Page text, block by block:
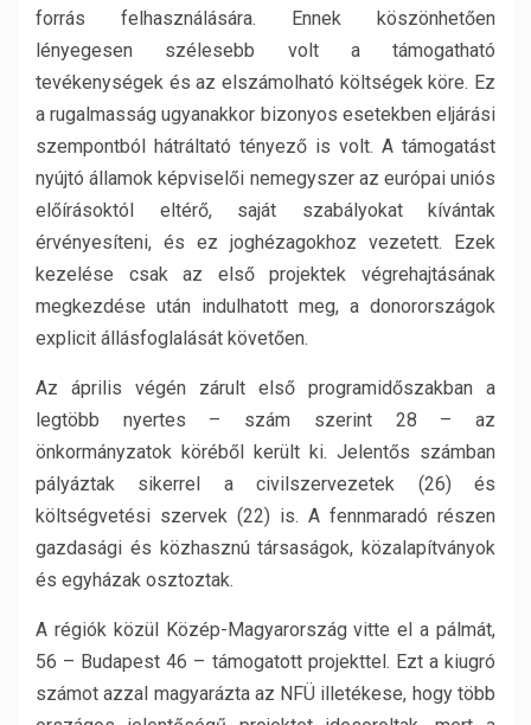
forrás felhasználására. Ennek köszönhetően
lényegesen szélesebb volt a támogatható
tevékenységek és az elszámolható költségek köre. Ez
a rugalmasság ugyanakkor bizonyos esetekben eljárási
szempontból hátráltató tényező is volt. A támogatást
nyújtó államok képviselői nemegyszer az európai uniós
előírásoktól eltérő, saját szabályokat kívántak
érvényesíteni, és ez joghézagokhoz vezetett. Ezek
kezelése csak az első projektek végrehajtásának
megkezdése után indulhatott meg, a donorországok
explicit állásfoglalását követően.
Az április végén zárult első programidőszakban a
legtöbb nyertes – szám szerint 28 – az
önkormányzatok köréből került ki. Jelentős számban
pályáztak sikerrel a civilszervezetek (26) és
költségvetési szervek (22) is. A fennmaradó részen
gazdasági és közhasznú társaságok, közalapítványok
és egyházak osztoztak.
A régiók közül Közép-Magyarország vitte el a pálmát,
56 – Budapest 46 – támogatott projekttel. Ezt a kiugró
számot azzal magyarázta az NFÜ illetékese, hogy több